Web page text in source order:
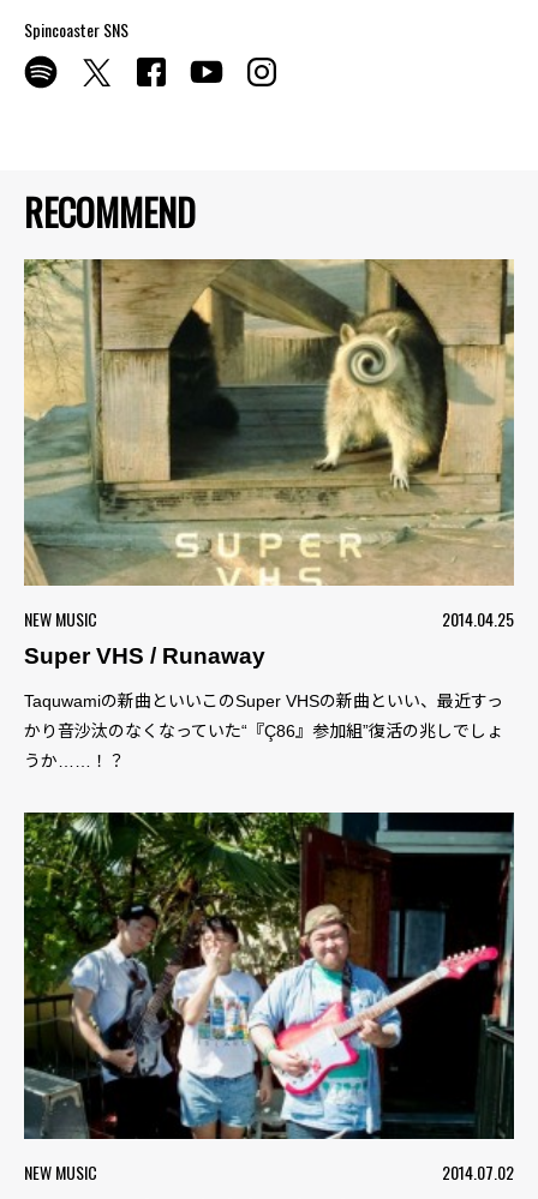
RECOMMEND
NEW MUSIC
2014.04.25
Super VHS / Runaway
Taquwamiの新曲といいこのSuper VHSの新曲といい、最近すっ
かり音沙汰のなくなっていた“『Ç86』参加組”復活の兆しでしょ
うか……！？
NEW MUSIC
2014.07.02
Spincoaster SNS